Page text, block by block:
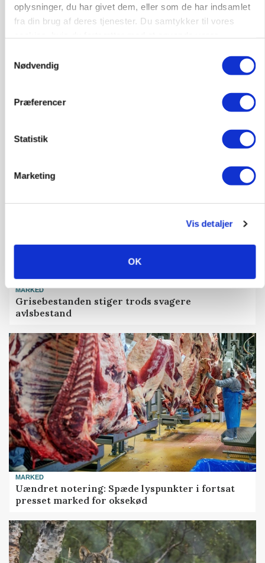
oplysninger, du har givet dem, eller som de har indsamlet
fra din brug af deres tjenester. Du samtykker til vores
Nødvendig
Præferencer
Statistik
Marketing
Vis detaljer
OK
Snart kan man søge tilskud til naturprojekter
Før såmaskinen kører: Her er efterårets største
MARKED
Grisebestanden stiger trods svagere
avlsbestand
MARKED
Uændret notering: Spæde lyspunkter i fortsat
presset marked for oksekød